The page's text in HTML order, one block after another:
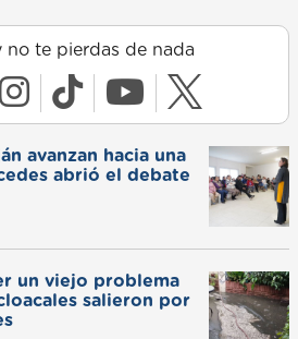
no te pierdas de nada
avanzan hacia una
abrió el debate
un viejo problema
salieron por